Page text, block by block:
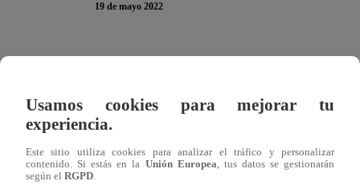
19 de mayo 2022
WASHINGTON (Reuters) – El motor de búsqueda de
general de Texas, Ken Paxton, al presentar una
Alphabet Inc.
Texas, Indiana, el Estado de Washington y el Distrito de
Usamos cookies para mejorar tu
experiencia.
Este sitio utiliza cookies para analizar el tráfico y personalizar
contenido. Si estás en la Unión Europea, tus datos se gestionarán
según el RGPD.